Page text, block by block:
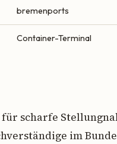
bremenports
Container-Terminal
scharfe
im